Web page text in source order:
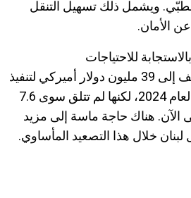
ويشمل ذلك تسهيل التنقل
عن الأمان.
للاحتياجات
المتزايدة. تحتاج اليونيسف إلى 39 مليون دولار أميركي لتنفيذ
خطتها للاستجابة للنزاع لعام 2024، لكنها لم تتلق سوى 7.6
الآن. هناك حاجة ماسة إلى مزيد
خلال هذا التصعيد المأساوي.